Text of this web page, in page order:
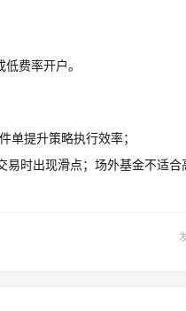
费率开户。
单提升策略执行效率；
易时出现滑点；场外基金不适